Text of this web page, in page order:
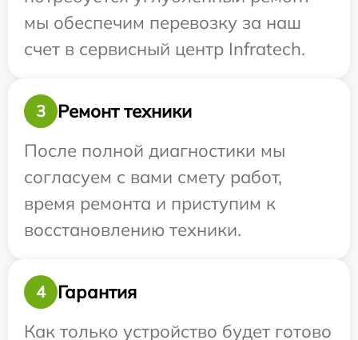
мы обеспечим перевозку за наш
счет в сервисный центр Infratech.
3
Ремонт техники
После полной диагностики мы
согласуем с вами смету работ,
время ремонта и приступим к
восстановлению техники.
4
Гарантия
Как только устройство будет готово